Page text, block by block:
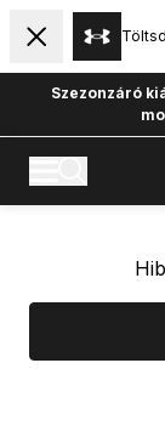
Szezonzáró